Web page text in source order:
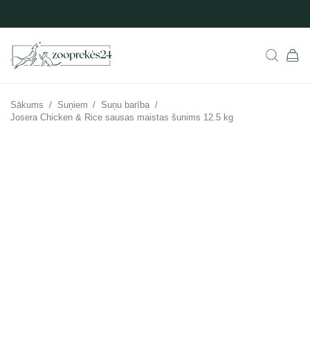
Sākums / Suņiem / Suņu barība /
Josera Chicken & Rice sausas maistas šunims 12.5 kg